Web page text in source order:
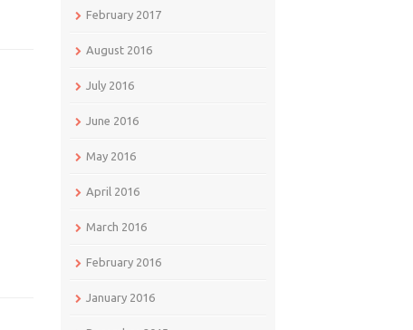
February 2017
August 2016
July 2016
June 2016
May 2016
April 2016
March 2016
February 2016
January 2016